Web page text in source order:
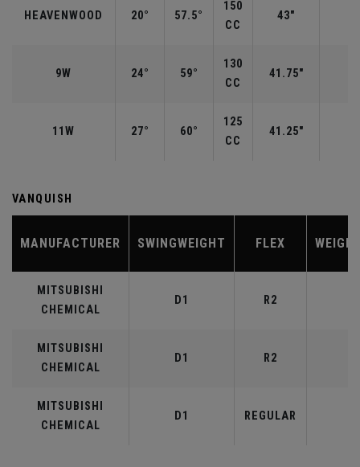
HEAVENWOOD 20° 57.5°
150
CC
43"
9W 24° 59°
130
CC
41.75"
11W 27° 60°
125
CC
41.25"
VANQUISH
MANUFACTURER SWINGWEIGHT FLEX
MITSUBISHI
CHEMICAL
D1 R2
MITSUBISHI
CHEMICAL
D1 R2
MITSUBISHI
CHEMICAL
D1 REGULAR